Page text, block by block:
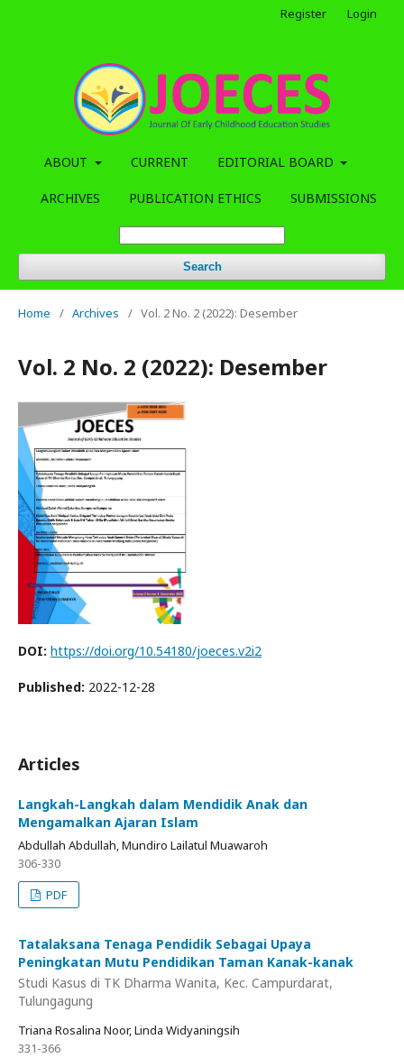
ABOUT CURRENT EDITORIAL BOARD
ARCHIVES PUBLICATION ETHICS SUBMISSIONS
Search
Register Login
Home / Archives / Vol. 2 No. 2 (2022): Desember
Vol. 2 No. 2 (2022): Desember
DOI: https://doi.org/10.54180/joeces.v2i2
Published: 2022-12-28
Articles
Langkah-Langkah dalam Mendidik Anak dan
Mengamalkan Ajaran Islam
Abdullah Abdullah, Mundiro Lailatul Muawaroh
306-330
PDF
Tatalaksana Tenaga Pendidik Sebagai Upaya
Peningkatan Mutu Pendidikan Taman Kanak-kanak
Studi Kasus di TK Dharma Wanita, Kec. Campurdarat,
Tulungagung
Triana Rosalina Noor, Linda Widyaningsih
331-366